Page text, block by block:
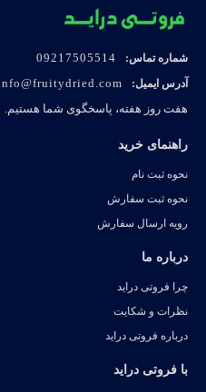
شماره تماس: 09217505514
آدرس ایمیل:
هفت روز هفته، پاسخگوی شما هستیم.
راهنمای خرید
نحوه ثبت نام
نحوه ثبت سفارش
رویه ارسال سفارش
درباره ما
چرا فروتی دراید
نظرات و شکایت
درباره فروتی دراید
با فروتی دراید